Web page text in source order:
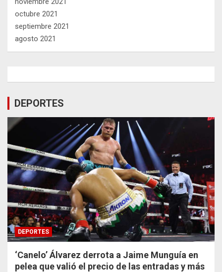
octubre 2021
septiembre 2021
agosto 2021
DEPORTES
DEPORTES
‘Canelo’ Álvarez derrota a Jaime Munguía en
pelea que valió el precio de las entradas y más